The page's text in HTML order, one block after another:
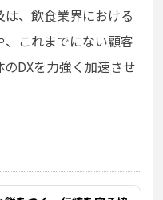
、飲食業界における
これまでにない顧客
DXを力強く加速させ